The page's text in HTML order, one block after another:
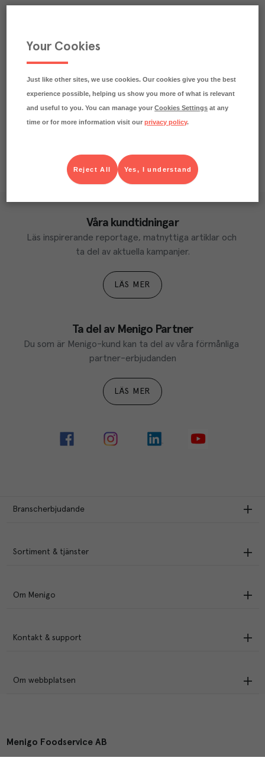
Varje kilo av varan påverkar klimatet motsvarande
utsläppen av 1 kg koldioxid.
Våra kundtidningar
Läs inspirerande reportage, matnyttiga artiklar och
ta del av aktuella kampanjer.
LÄS MER
Ta del av Menigo Partner
Du som är Menigo-kund kan ta del av våra förmånliga
partner-erbjudanden
LÄS MER
Branscherbjudande
Sortiment & tjänster
Om Menigo
Kontakt & support
Om webbplatsen
Menigo Foodservice AB
Your Cookies
Just like other sites, we use cookies. Our cookies give you the best
experience possible, helping us show you more of what is relevant
and useful to you. You can manage yourCookies Settings at any
time or for more information visit ourprivacy policy.
Yes, I understand
Reject All